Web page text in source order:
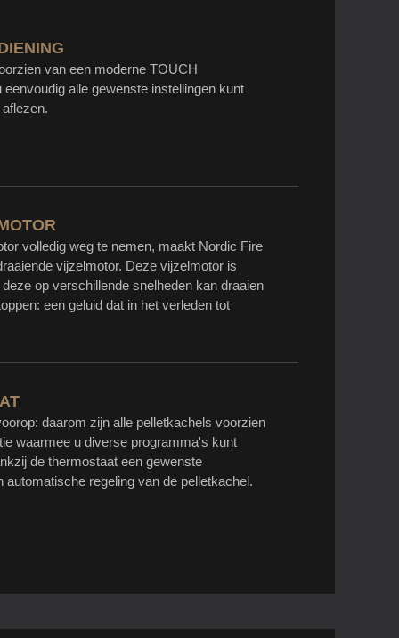
van een moderne TOUCH
alle gewenste instellingen kunt
volledig weg te nemen, maakt Nordic Fire
vijzelmotor. Deze vijzelmotor is
op verschillende snelheden kan draaien
een geluid dat in het verleden tot
daarom zijn alle pelletkachels voorzien
waarmee u diverse programma's kunt
de thermostaat een gewenste
automatische regeling van de pelletkachel.